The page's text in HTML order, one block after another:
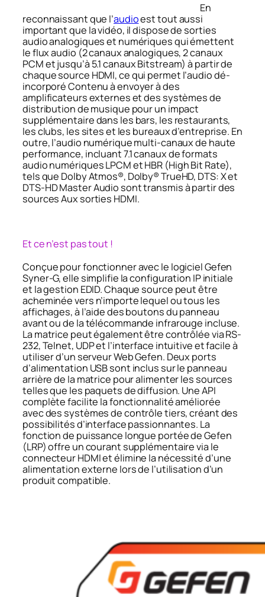
En
reconnaissant que l’audioest tout aussi
important que la vidéo, il dispose de sorties
audio analogiques et numériques qui émettent
le flux audio (2 canaux analogiques, 2 canaux
PCM et jusqu’à 5.1 canaux Bitstream) à partir de
chaque source HDMI, ce qui permet l’audio dé-
incorporé Contenu à envoyer à des
amplificateurs externes et des systèmes de
distribution de musique pour un impact
supplémentaire dans les bars, les restaurants,
les clubs, les sites et les bureaux d’entreprise. En
outre, l’audio numérique multi-canaux de haute
performance, incluant 7.1 canaux de formats
audio numériques LPCM et HBR (High Bit Rate),
tels que Dolby Atmos®, Dolby® TrueHD, DTS: X et
DTS-HD Master Audio sont transmis à partir des
sources Aux sorties HDMI.
Et ce n’est pas tout !
Conçue pour fonctionner avec le logiciel Gefen
Syner-G, elle simplifie la configuration IP initiale
et la gestion EDID. Chaque source peut être
acheminée vers n’importe lequel ou tous les
affichages, à l’aide des boutons du panneau
avant ou de la télécommande infrarouge incluse.
La matrice peut également être contrôlée via RS-
232, Telnet, UDP et l’interface intuitive et facile à
utiliser d’un serveur Web Gefen. Deux ports
d’alimentation USB sont inclus sur le panneau
arrière de la matrice pour alimenter les sources
telles que les paquets de diffusion. Une API
complète facilite la fonctionnalité améliorée
avec des systèmes de contrôle tiers, créant des
possibilités d’interface passionnantes. La
fonction de puissance longue portée de Gefen
(LRP) offre un courant supplémentaire via le
connecteur HDMI et élimine la nécessité d’une
alimentation externe lors de l’utilisation d’un
produit compatible.